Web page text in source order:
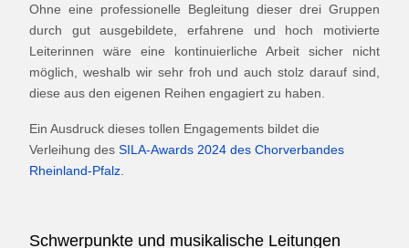
Ohne eine professionelle Begleitung dieser drei Gruppen
durch gut ausgebildete, erfahrene und hoch motivierte
Leiterinnen wäre eine kontinuierliche Arbeit sicher nicht
möglich, weshalb wir sehr froh und auch stolz darauf sind,
diese aus den eigenen Reihen engagiert zu haben.
Ein Ausdruck dieses tollen Engagements bildet die
Verleihung des SILA-Awards 2024 des Chorverbandes
Rheinland-Pfalz
Schwerpunkte und musikalische Leitungen